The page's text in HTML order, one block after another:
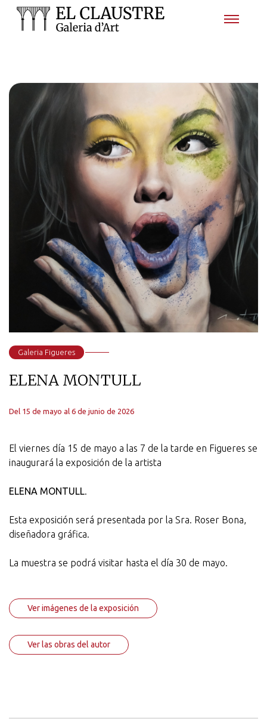
Galeria Figueres
ELENA MONTULL
Del 15 de mayo al 6 de junio de 2026
El viernes día 15 de mayo a las 7 de la tarde en Figueres se
inaugurará la exposición de la artista
ELENA MONTULL
Esta exposición será presentada por la Sra. Roser Bona,
diseñadora gráfica.
La muestra se podrá visitar hasta el día 30 de mayo.
Ver imágenes de la exposición
Ver las obras del autor